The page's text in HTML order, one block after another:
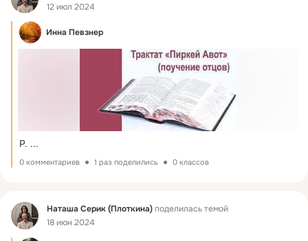
12 июл 2024
Инна Певзнер
Р. ...
0 комментариев 1 раз поделились 0 классов
Фид Наташа Серик (Плоткина)поделилась темой
18 июн 2024